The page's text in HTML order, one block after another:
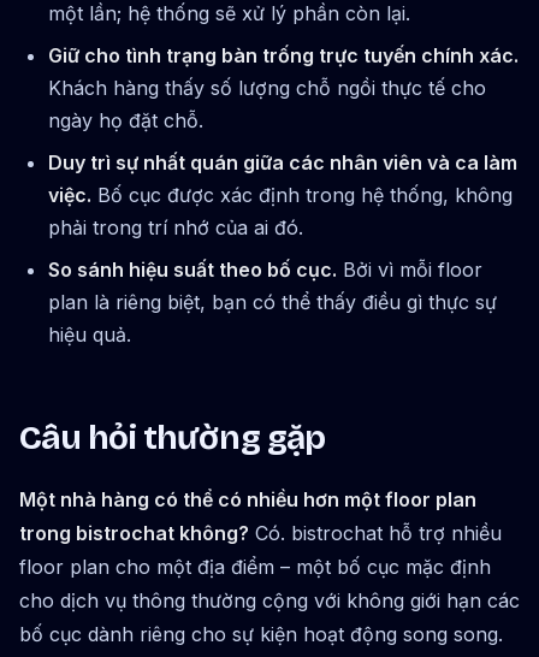
một lần; hệ thống sẽ xử lý phần còn lại.
Giữ cho tình trạng bàn trống trực tuyến chính xác.
Khách hàng thấy số lượng chỗ ngồi thực tế cho
ngày họ đặt chỗ.
Duy trì sự nhất quán giữa các nhân viên và ca làm
việc. Bố cục được xác định trong hệ thống, không
phải trong trí nhớ của ai đó.
So sánh hiệu suất theo bố cục. Bởi vì mỗi floor
plan là riêng biệt, bạn có thể thấy điều gì thực sự
hiệu quả.
Câu hỏi thường gặp
Một nhà hàng có thể có nhiều hơn một floor plan
trong bistrochat không? Có. bistrochat hỗ trợ nhiều
floor plan cho một địa điểm – một bố cục mặc định
cho dịch vụ thông thường cộng với không giới hạn các
bố cục dành riêng cho sự kiện hoạt động song song.